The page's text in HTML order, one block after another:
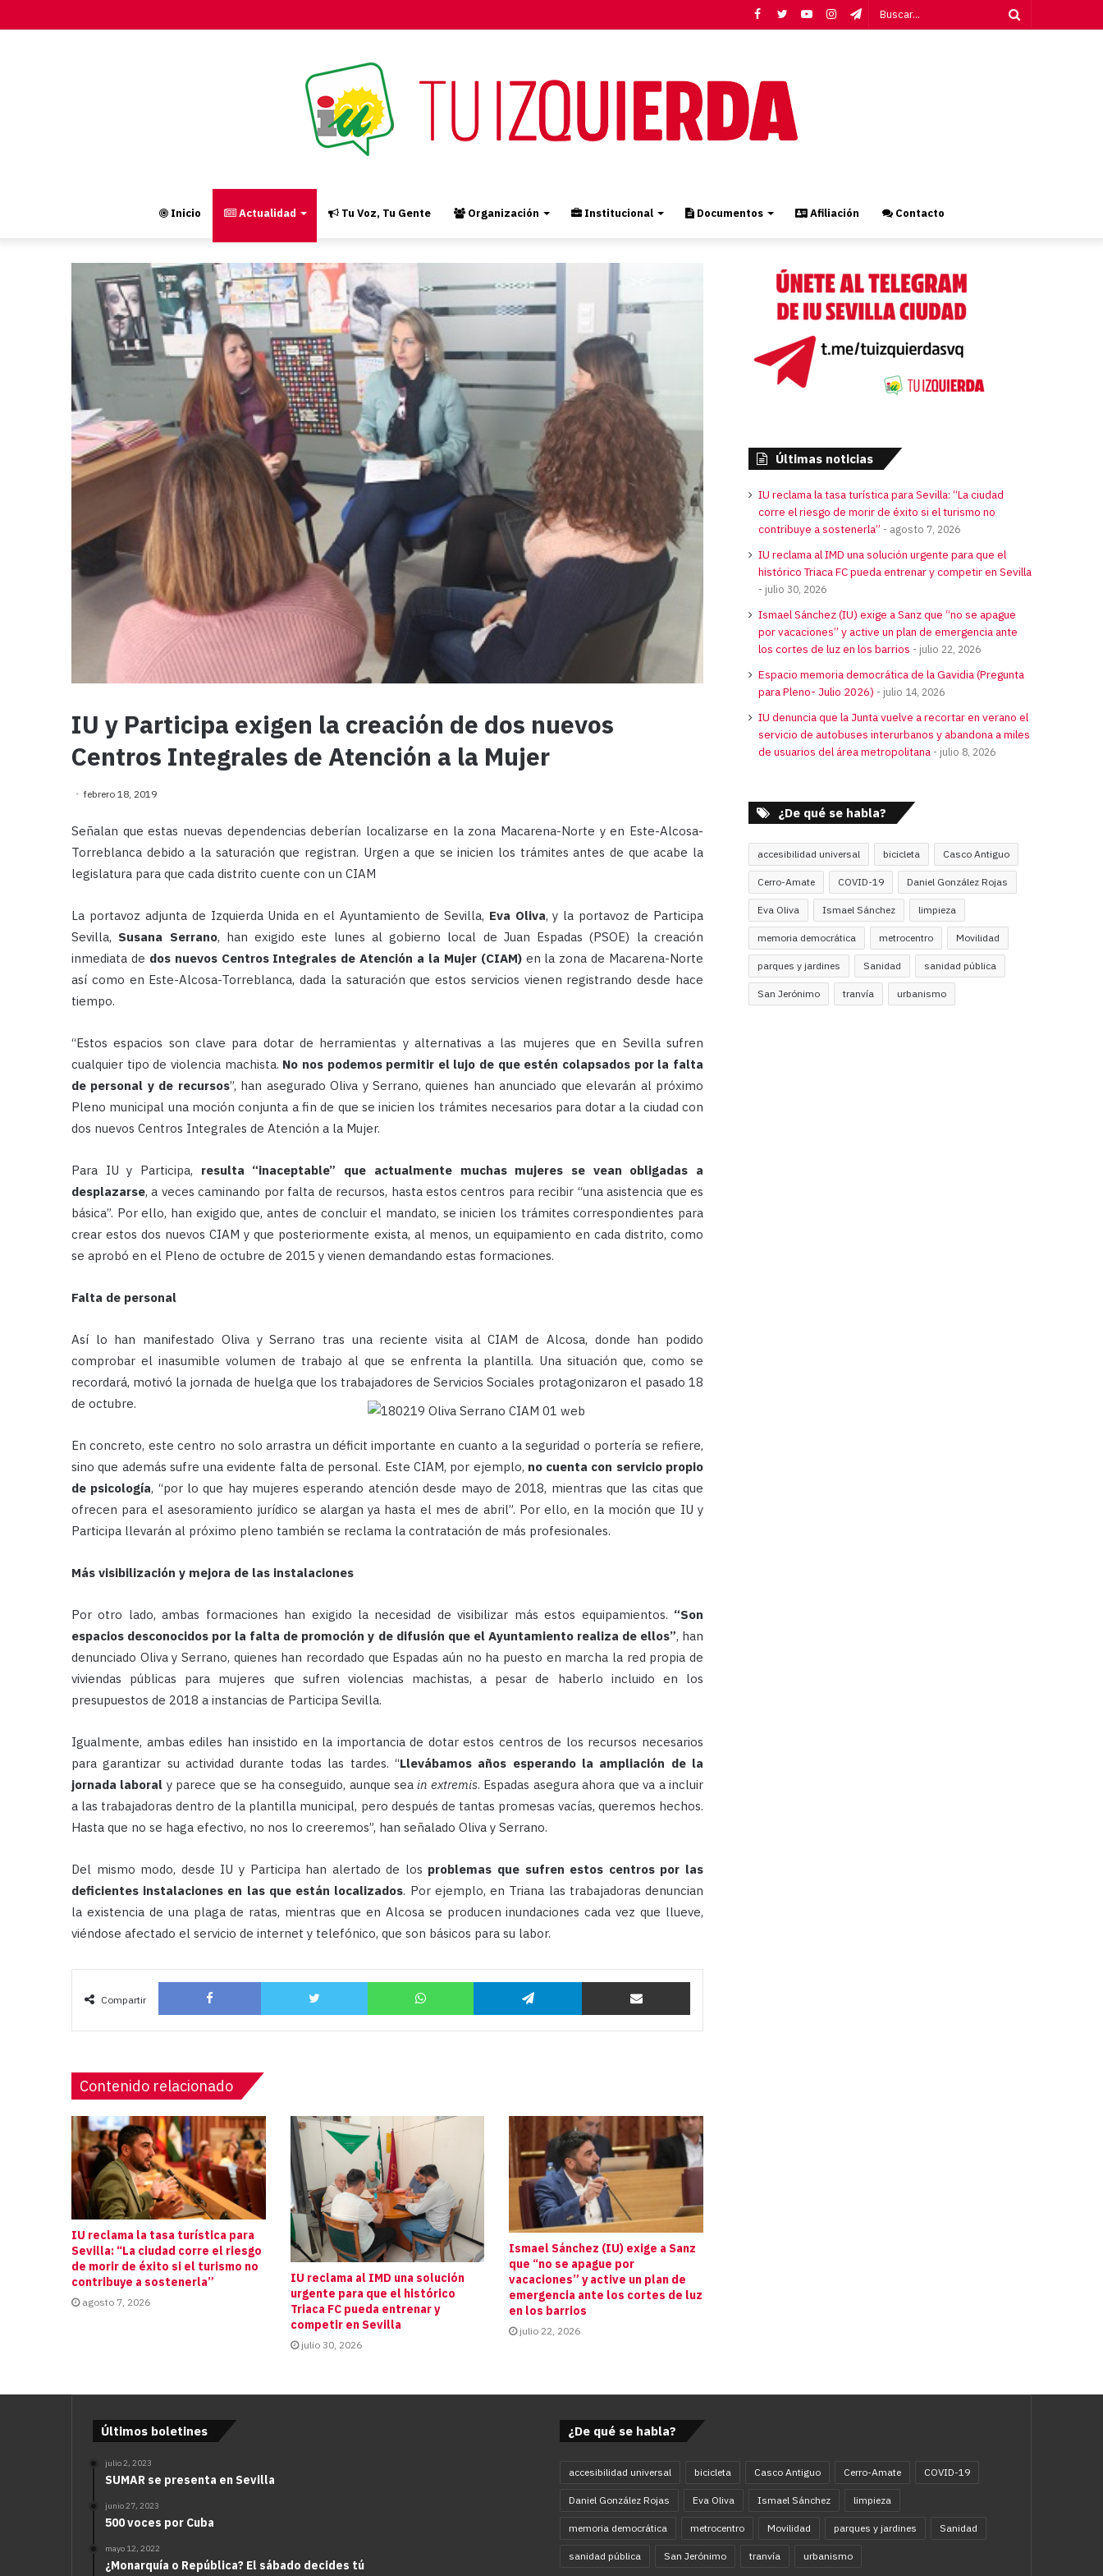
Telegram
Instagram
YouTube
Twitter
Facebook
Inicio Actualidad Tu Voz, Tu Gente Organización Institucional Documentos Afiliación Contacto
IU y Participa exigen la creación de dos nuevos
Centros Integrales de Atención a la Mujer
febrero 18, 2019
Señalan que estas nuevas dependencias deberían localizarse en la zona Macarena-Norte y en Este-Alcosa-
Torreblanca debido a la saturación que registran. Urgen a que se inicien los trámites antes de que acabe la
legislatura para que cada distrito cuente con un CIAM
La portavoz adjunta de Izquierda Unida en el Ayuntamiento de Sevilla, Eva Oliva, y la portavoz de Participa
Sevilla, Susana Serrano, han exigido este lunes al gobierno local de Juan Espadas (PSOE) la creación
inmediata de dos nuevos Centros Integrales de Atención a la Mujer (CIAM)en la zona de Macarena-Norte
así como en Este-Alcosa-Torreblanca, dada la saturación que estos servicios vienen registrando desde hace
tiempo.
“Estos espacios son clave para dotar de herramientas y alternativas a las mujeres que en Sevilla sufren
cualquier tipo de violencia machista. No nos podemos permitir el lujo de que estén colapsados por la falta
de personal y de recursos”, han asegurado Oliva y Serrano, quienes han anunciado que elevarán al próximo
Pleno municipal una moción conjunta a fin de que se inicien los trámites necesarios para dotar a la ciudad con
dos nuevos Centros Integrales de Atención a la Mujer.
Para IU y Participa, resulta “inaceptable” que actualmente muchas mujeres se vean obligadas a
desplazarse, a veces caminando por falta de recursos, hasta estos centros para recibir “una asistencia que es
básica”. Por ello, han exigido que, antes de concluir el mandato, se inicien los trámites correspondientes para
crear estos dos nuevos CIAM y que posteriormente exista, al menos, un equipamiento en cada distrito, como
se aprobó en el Pleno de octubre de 2015 y vienen demandando estas formaciones.
Falta de personal
Así lo han manifestado Oliva y Serrano tras una reciente visita al CIAM de Alcosa, donde han podido
comprobar el inasumible volumen de trabajo al que se enfrenta la plantilla. Una situación que, como se
recordará, motivó la jornada de huelga que los trabajadores deServicios Sociales protagonizaron el pasado 18
de octubre.
En concreto, este centro no solo arrastra un déficit importante en cuanto a la seguridad o portería se refiere,
sino que además sufre una evidente falta de personal. Este CIAM, por ejemplo, no cuenta con servicio propio
de psicología, “por lo que hay mujeres esperando atención desde mayo de 2018, mientras que las citas que
ofrecen para el asesoramiento jurídico se alargan ya hasta el mes de abril”. Por ello, en la moción que IU y
Participa llevarán al próximo pleno también se reclama la contratación de más profesionales.
Más visibilización y mejora de las instalaciones
Por otro lado, ambas formaciones han exigido la necesidad de visibilizar más estos equipamientos. “Son
espacios desconocidos por la falta de promoción y de difusión que el Ayuntamiento realiza de ellos”, han
denunciado Oliva y Serrano, quienes han recordado que Espadas aún no ha puesto en marcha la red propia de
viviendas públicas para mujeres que sufren violencias machistas, a pesar de haberlo incluido en los
presupuestos de 2018 a instancias de Participa Sevilla.
Igualmente, ambas ediles han insistido en la importancia de dotar estos centros de los recursos necesarios
para garantizar su actividad durante todas las tardes. “Llevábamos años esperando la ampliación de la
jornada laboral y parece que se ha conseguido, aunque seain extremis. Espadas asegura ahora que va a incluir
a las trabajadoras dentro de la plantilla municipal, pero después de tantas promesas vacías, queremos hechos.
Hasta que no se haga efectivo, no nos lo creeremos”, han señalado Oliva y Serrano.
Del mismo modo, desde IU y Participa han alertado de los problemas que sufren estos centros por las
deficientes instalaciones en las que están localizados. Por ejemplo, en Triana las trabajadoras denuncian
la existencia de una plaga de ratas, mientras que en Alcosa se producen inundaciones cada vez que llueve,
viéndose afectado el servicio de internet y telefónico, que son básicos para su labor.
Compartir
Facebook Twitter WhatsApp Telegram Compartir por correo
Contenido relacionado
IU reclama la tasa turística para
Sevilla: “La ciudad corre el riesgo
de morir de éxito si el turismo no
contribuye a sostenerla”
agosto 7, 2026
IU reclama al IMD una solución
urgente para que el histórico
Triaca FC pueda entrenar y
competir en Sevilla
julio 30, 2026
Ismael Sánchez (IU) exige a Sanz
que “no se apague por
vacaciones” y active un plan de
emergencia ante los cortes de luz
en los barrios
julio 22, 2026
Últimas noticias
IU reclama la tasa turística para Sevilla: “La ciudad
corre el riesgo de morir de éxito si el turismo no
contribuye a sostenerla”
agosto 7, 2026
IU reclama al IMD una solución urgente para que el
histórico Triaca FC pueda entrenar y competir en Sevilla
julio 30, 2026
Ismael Sánchez (IU) exige a Sanz que “no se apague
por vacaciones” y active un plan de emergencia ante
los cortes de luz en los barrios
julio 22, 2026
Espacio memoria democrática de la Gavidia (Pregunta
para Pleno- Julio 2026)
julio 14, 2026
IU denuncia que la Junta vuelve a recortar en verano el
servicio de autobuses interurbanos y abandona a miles
de usuarios del área metropolitana
julio 8, 2026
¿De qué se habla?
accesibilidad universal bicicleta Casco Antiguo
Cerro-Amate COVID-19 Daniel González Rojas
Eva Oliva Ismael Sánchez limpieza
memoria democrática metrocentro Movilidad
parques y jardines Sanidad sanidad pública
San Jerónimo tranvía urbanismo
Últimos boletines
julio 2, 2023
SUMAR se presenta en Sevilla
junio 27, 2023
500 voces por Cuba
mayo 12, 2022
¿Monarquía o República? El sábado decides tú
¿De qué se habla?
accesibilidad universal bicicleta Casco Antiguo Cerro-Amate COVID-19
Daniel González Rojas Eva Oliva Ismael Sánchez limpieza
memoria democrática metrocentro Movilidad parques y jardines Sanidad
sanidad pública San Jerónimo tranvía urbanismo